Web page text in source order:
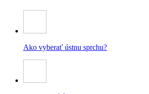
Ako vyberať ústnu sprchu?